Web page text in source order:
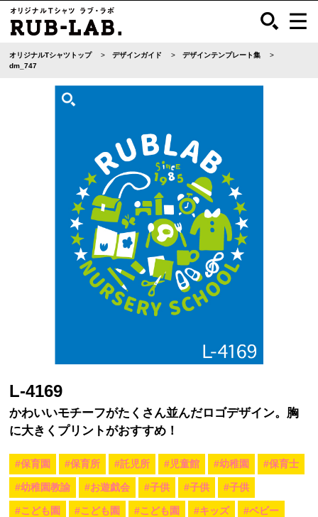
オリジナルTシャツトップ デザインガイド
デザインテンプレート集
dm_747
L-4169
かわいいモチーフがたくさん並んだロゴデザイン。胸
に大きくプリントがおすすめ！
#保育園 #保育所 #託児所 #児童館 #幼稚園 #保育士
#幼稚園教諭 #お遊戯会 #子供 #子供 #子供
#こども園 #こども園 #こども園 #キッズ #ベビー